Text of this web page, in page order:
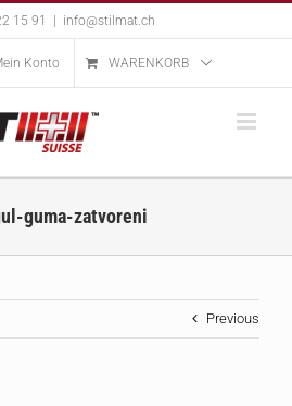
15 91 info@stilmat.ch
Konto WARENKORB
guma-zatvoreni
Previous